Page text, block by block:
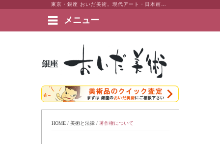
メニュー
絵画など美術品の販売と買取 | 東京・銀座 おいだ美術
HOME / 美術と法律 / 著作権について